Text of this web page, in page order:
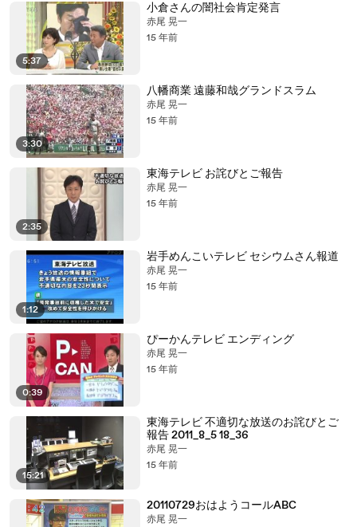
5:37
小倉さんの闇社会肯定発言
赤尾 晃一
15 年前
3:30
八幡商業 遠藤和哉グランドスラム
赤尾 晃一
15 年前
2:35
東海テレビ お詫びとご報告
赤尾 晃一
15 年前
1:12
岩手めんこいテレビ セシウムさん報道
赤尾 晃一
15 年前
0:39
ぴーかんテレビ エンディング
赤尾 晃一
15 年前
15:21
東海テレビ 不適切な放送のお詫びとご
報告 2011_8_5 18_36
赤尾 晃一
15 年前
20110729おはようコールABC
赤尾 晃一